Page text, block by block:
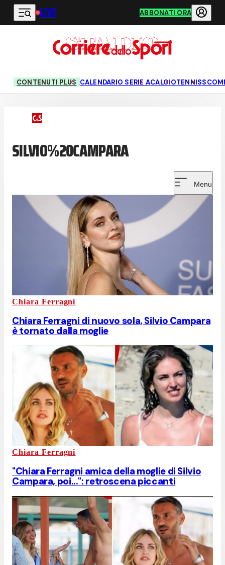
Vai al contenuto principale
LIVE ABBONATI ORA
CONTENUTI PLUS CALENDARIO SERIE ACALCIOTENNIS
SILVIO%20CAMPARA
Menu
Chiara Ferragni
Chiara Ferragni di nuovo sola, Silvio Campara
è tornato dalla moglie
Chiara Ferragni
"Chiara Ferragni amica della moglie di Silvio
Campara, poi...": retroscena piccanti